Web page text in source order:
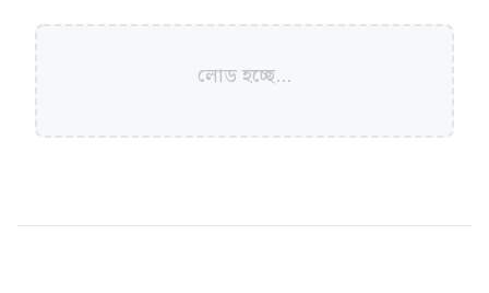
লোড হচ্ছে...